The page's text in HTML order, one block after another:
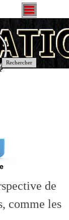
Rechercher
de
comme les